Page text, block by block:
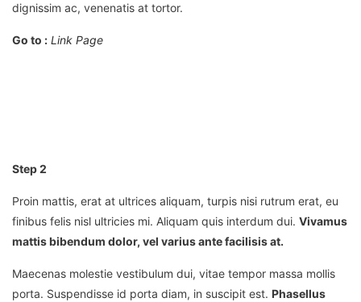
dignissim ac, venenatis at tortor.
Go to : Link Page
Step 2
Proin mattis, erat at ultrices aliquam, turpis nisi rutrum erat, eu
finibus felis nisl ultricies mi. Aliquam quis interdum dui. Vivamus
mattis bibendum dolor, vel varius ante facilisis at.
Maecenas molestie vestibulum dui, vitae tempor massa mollis
porta. Suspendisse id porta diam, in suscipit est. Phasellus